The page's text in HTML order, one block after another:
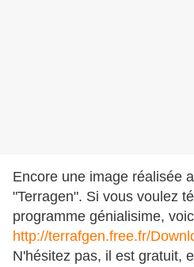
Encore une image réalisée
"Terragen". Si vous voulez
programme génialisime,
http://terrafgen.free.fr/
N'hésitez pas, il est gratuit,